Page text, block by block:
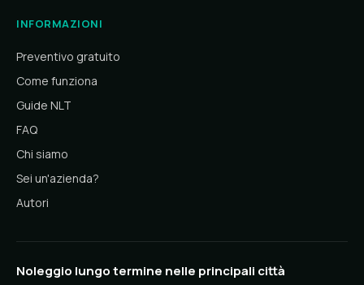
INFORMAZIONI
Preventivo gratuito
Come funziona
Guide NLT
FAQ
Chi siamo
Sei un'azienda?
Autori
Noleggio lungo termine nelle principali città